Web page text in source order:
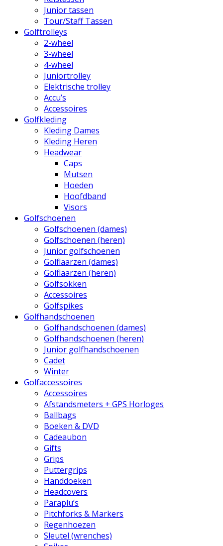
Junior tassen
Tour/Staff Tassen
Golftrolleys
2-wheel
3-wheel
4-wheel
Juniortrolley
Elektrische trolley
Accu’s
Accessoires
Golfkleding
Kleding Dames
Kleding Heren
Headwear
Caps
Mutsen
Hoeden
Hoofdband
Visors
Golfschoenen
Golfschoenen (dames)
Golfschoenen (heren)
Junior golfschoenen
Golflaarzen (dames)
Golflaarzen (heren)
Golfsokken
Accessoires
Golfspikes
Golfhandschoenen
Golfhandschoenen (dames)
Golfhandschoenen (heren)
Junior golfhandschoenen
Cadet
Winter
Golfaccessoires
Accessoires
Afstandsmeters + GPS Horloges
Ballbags
Boeken & DVD
Cadeaubon
Gifts
Grips
Puttergrips
Handdoeken
Headcovers
Paraplu’s
Pitchforks & Markers
Regenhoezen
Sleutel (wrenches)